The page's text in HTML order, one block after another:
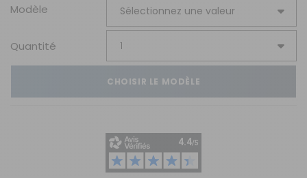
Modèle
Quantité
CHOISIR LE MODÈLE